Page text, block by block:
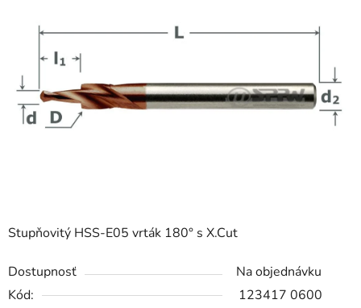
Stupňovitý HSS-E05 vrták 180° s X.Cut
Dostupnosť
Na objednávku
Kód:
123417 0600
hviezdičiek.